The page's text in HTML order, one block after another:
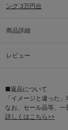
ング 3万円台
商品詳細
レビュー
■返品について
「イメージと違った
なお、セール品等、一
詳しくはこちら>>